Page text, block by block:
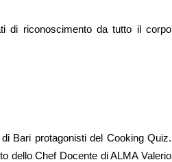
di riconoscimento da tutto il corpo
Bari protagonisti del Cooking Quiz.
dello Chef Docente di ALMA Valerio